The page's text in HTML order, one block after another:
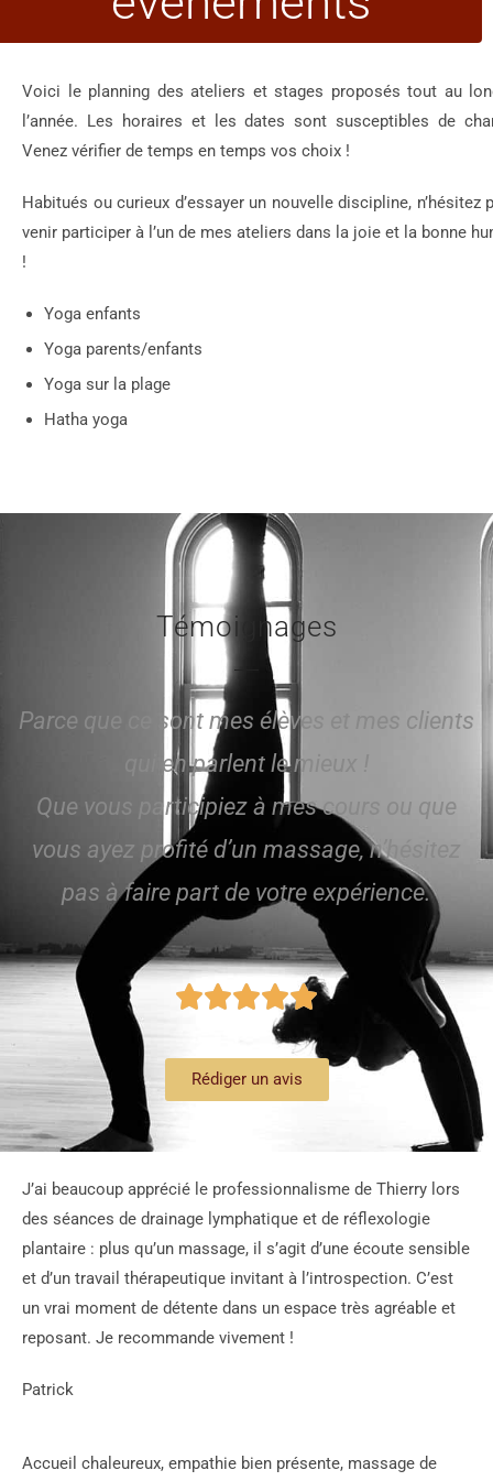
Voici le planning des ateliers et stages proposés tout au
l’année. Les horaires et les dates sont susceptibles de
Venez vérifier de temps en temps vos choix !
Habitués ou curieux d’essayer un nouvelle discipline, n’hésitez
venir participer à l’un de mes ateliers dans la joie et la bonne
!
Yoga enfants
Yoga parents/enfants
Yoga sur la plage
Hatha yoga
Témoignages
Parce que ce sont mes élèves et mes clients
qui en parlent le mieux !
Que vous participiez à mes cours ou que
vous ayez profité d’un massage, n’hésitez
pas à faire part de votre expérience.

Rédiger un avis
J’ai beaucoup apprécié le professionnalisme de Thierry lors
des séances de drainage lymphatique et de réflexologie
plantaire : plus qu’un massage, il s’agit d’une écoute sensible
et d’un travail thérapeutique invitant à l’introspection. C’est
un vrai moment de détente dans un espace très agréable et
reposant. Je recommande vivement !
Patrick
Accueil chaleureux, empathie bien présente, massage de